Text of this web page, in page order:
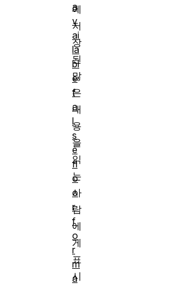
에
저
장
된
많
은
내
용
을
읽
는
사
람
에
게
표
시
a
v
ai
la
bl
e
f
a
l
s
e
fl
o
o
r
f
o
r
m
a